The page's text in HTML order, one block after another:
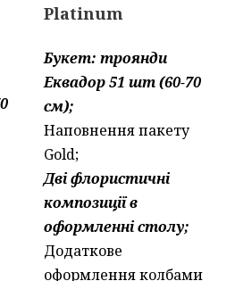
Platinum
Букет: троянди
Еквадор 51 шт (60-70
см);
Наповнення пакету
Gold;
Дві флористичні
композиції в
оформленні столу;
Додаткове
оформлення колбами